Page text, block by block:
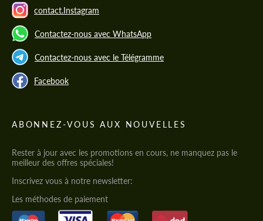
contact.Instagram
Contactez-nous avec WhatsApp
Contactez-nous avec le Télégramme
Facebook
ABONNEZ-VOUS AUX NOUVELLES
Rester à jour avec les promotions en cours, ne manquez pas le
meilleur des offres spéciales!
Inscrivez vous à notre newsletter:
Les méthodes de paiement